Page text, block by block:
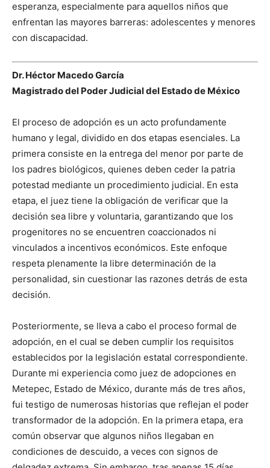
esperanza, especialmente para aquellos niños que
enfrentan las mayores barreras: adolescentes y menores
con discapacidad.
Dr. Héctor Macedo García
Magistrado del Poder Judicial del Estado de México
El proceso de adopción es un acto profundamente
humano y legal, dividido en dos etapas esenciales. La
primera consiste en la entrega del menor por parte de
los padres biológicos, quienes deben ceder la patria
potestad mediante un procedimiento judicial. En esta
etapa, el juez tiene la obligación de verificar que la
decisión sea libre y voluntaria, garantizando que los
progenitores no se encuentren coaccionados ni
vinculados a incentivos económicos. Este enfoque
respeta plenamente la libre determinación de la
personalidad, sin cuestionar las razones detrás de esta
decisión.
Posteriormente, se lleva a cabo el proceso formal de
adopción, en el cual se deben cumplir los requisitos
establecidos por la legislación estatal correspondiente.
Durante mi experiencia como juez de adopciones en
Metepec, Estado de México, durante más de tres años,
fui testigo de numerosas historias que reflejan el poder
transformador de la adopción. En la primera etapa, era
común observar que algunos niños llegaban en
condiciones de descuido, a veces con signos de